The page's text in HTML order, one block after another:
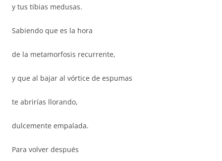
y tus tibias medusas.
Sabiendo que es la hora
de la metamorfosis recurrente,
y que al bajar al vórtice de espumas
te abrirías llorando,
dulcemente empalada.
Para volver después